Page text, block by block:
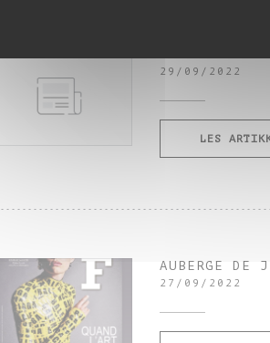
29/09/2022
LES
AUBERGE DE
27/09/2022